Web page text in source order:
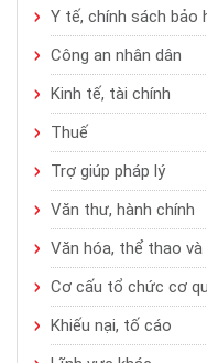
Y tế, chính sách bảo
Công an nhân dân
Kinh tế, tài chính
Thuế
Trợ giúp pháp lý
Văn thư, hành chính
Văn hóa, thể thao và
Cơ cấu tổ chức cơ
Khiếu nại, tố cáo